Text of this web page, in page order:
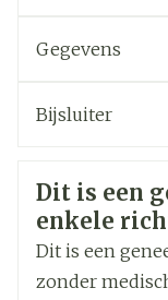
Gegevens
Merken
Breedte
Bijsluiter
Dit is een
enkele
Dit is een
zonder